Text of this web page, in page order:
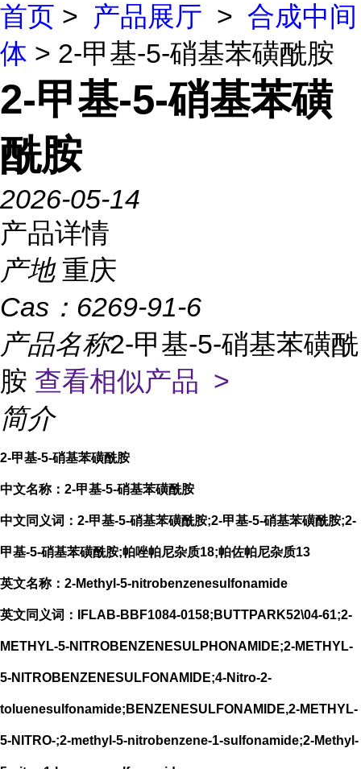
首页 > 产品展厅 > 合成中间
体 > 2-甲基-5-硝基苯磺酰胺
2-甲基-5-硝基苯磺
酰胺
2026-05-14
产品详情
产地 重庆
Cas： 6269-91-6
产品名称2-甲基-5-硝基苯磺酰
胺 查看相似产品 >
简介
2-甲基-5-硝基苯磺酰胺
中文名称：2-甲基-5-硝基苯磺酰胺
中文同义词：2-甲基-5-硝基苯磺酰胺;2-甲基-5-硝基苯磺酰胺;2-
甲基-5-硝基苯磺酰胺;帕唑帕尼杂质18;帕佐帕尼杂质13
英文名称：2-Methyl-5-nitrobenzenesulfonamide
英文同义词：IFLAB-BBF1084-0158;BUTTPARK52\04-61;2-
METHYL-5-NITROBENZENESULPHONAMIDE;2-METHYL-
5-NITROBENZENESULFONAMIDE;4-Nitro-2-
toluenesulfonamide;BENZENESULFONAMIDE,2-METHYL-
5-NITRO-;2-methyl-5-nitrobenzene-1-sulfonamide;2-Methyl-